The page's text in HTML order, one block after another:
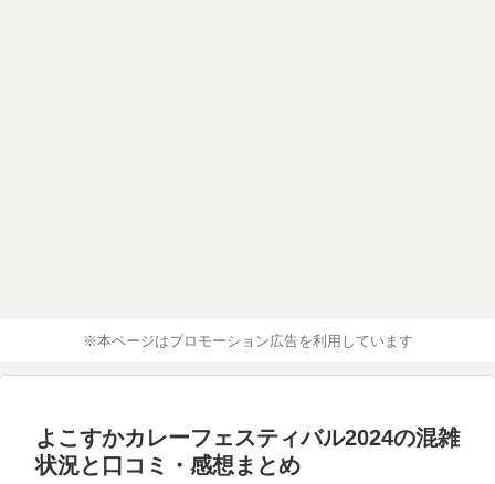
※本ページはプロモーション広告を利用しています
よこすかカレーフェスティバル2024の混雑
状況と口コミ・感想まとめ